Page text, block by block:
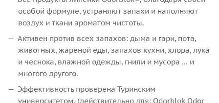
особой формуле, устраняют запахи и наполняют
воздух и ткани ароматом чистоты.
Активен против всех запахов: дыма и гари, пота,
животных, жареной еды, запахов кухни, хлора, лука
и чеснока, влажной одежды, гнили и мусора ... и
многого другого.
Эффективность проверена Туринским
университетом. (действительно для: Odorblok Odor